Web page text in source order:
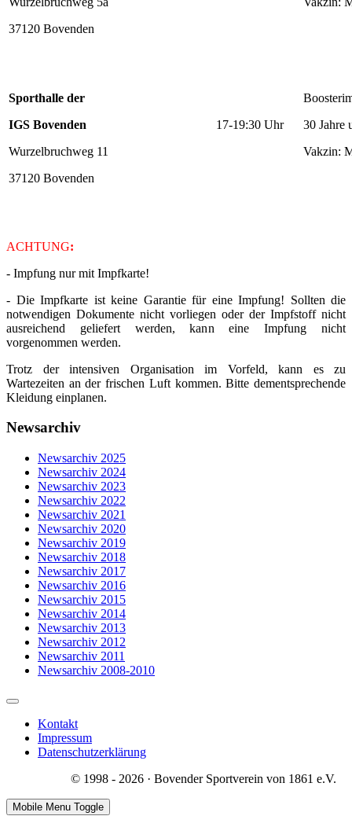
37120 Bovenden
Sporthalle der
IGS Bovenden
Wurzelbruchweg 11
37120 Bovenden
17-19:30 Uhr
30 Jahre
Vakzin:
ACHTUNG:
- Impfung nur mit Impfkarte!
- Die Impfkarte ist keine Garantie für eine Impfung! Sollten die
notwendigen Dokumente nicht vorliegen oder der Impfstoff nicht
ausreichend geliefert werden, kann eine Impfung nicht
vorgenommen werden.
Trotz der intensiven Organisation im Vorfeld, kann es zu
Wartezeiten an der frischen Luft kommen. Bitte dementsprechende
Kleidung einplanen.
Newsarchiv
Newsarchiv 2025
Newsarchiv 2024
Newsarchiv 2023
Newsarchiv 2022
Newsarchiv 2021
Newsarchiv 2020
Newsarchiv 2019
Newsarchiv 2018
Newsarchiv 2017
Newsarchiv 2016
Newsarchiv 2015
Newsarchiv 2014
Newsarchiv 2013
Newsarchiv 2012
Newsarchiv 2011
Newsarchiv 2008-2010
Kontakt
Impressum
Datenschutzerklärung
© 1998 - 2026 · Bovender Sportverein von 1861 e.V.
Mobile Menu Toggle